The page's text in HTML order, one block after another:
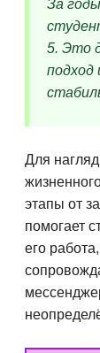
За
5. Это
подход
Для
этапы от
помогает
его